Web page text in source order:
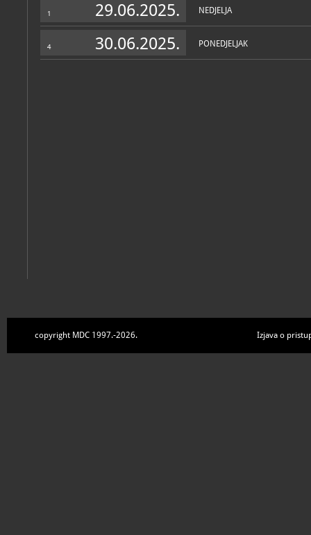
1 29.06.2025. NEDJELJA
4 30.06.2025. PONEDJELJAK
copyright MDC 1997.-2026. Izjava o